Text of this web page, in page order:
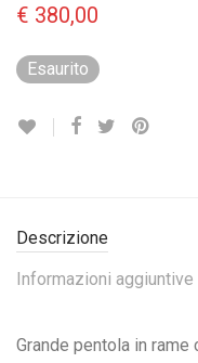
€ 380,00
Esaurito
Descrizione
Informazioni aggiuntive
Grande pentola in